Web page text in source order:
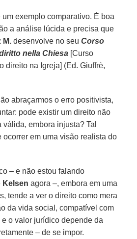
um exemplo comparativo. É boa
a análise lúcida e precisa que
M. desenvolve no seuCorso
nella Chiesa [Curso
direito na Igreja] (Ed. Giuffrè,
abraçarmos o erro positivista,
pode existir um direito não
embora injusta? Tal
ocorrer em uma visão realista do
– e não estou falando
Kelsen agora –, embora em uma
tende a ver o direito como mera
da vida social, compatível com
o valor jurídico depende da
– de se impor.